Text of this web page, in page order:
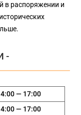
в распоряжении и
-
— 17:00
— 17:00